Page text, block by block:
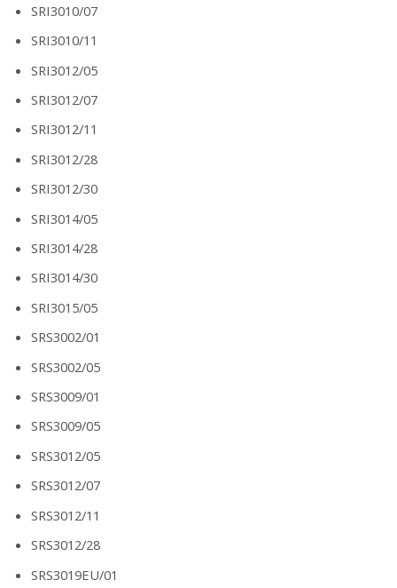
SRI3010/07
SRI3010/11
SRI3012/05
SRI3012/07
SRI3012/11
SRI3012/28
SRI3012/30
SRI3014/05
SRI3014/28
SRI3014/30
SRI3015/05
SRS3002/01
SRS3002/05
SRS3009/01
SRS3009/05
SRS3012/05
SRS3012/07
SRS3012/11
SRS3012/28
SRS3019EU/01